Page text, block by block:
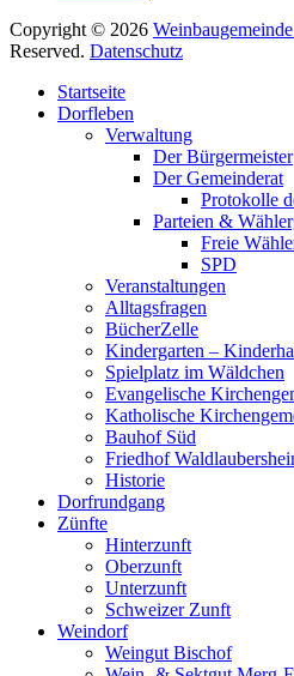
Copyright © 2026
Reserved. Datenschutz
oben
scrollen
Startseite
Dorfleben
Verwaltung
Der Bürgermeister
Der Gemeinderat
Protokolle
Parteien &
Freie
SPD
Veranstaltungen
Alltagsfragen
BücherZelle
Kindergarten –
Spielplatz im Wäldchen
Evangelische
Katholische
Bauhof Süd
Friedhof
Historie
Dorfrundgang
Zünfte
Hinterzunft
Oberzunft
Unterzunft
Schweizer Zunft
Weindorf
Weingut Bischof